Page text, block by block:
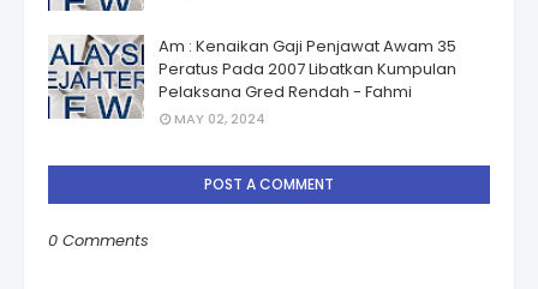
Am : Kenaikan Gaji Penjawat Awam 35
Peratus Pada 2007 Libatkan Kumpulan
Pelaksana Gred Rendah - Fahmi
MAY 02, 2024
POST A COMMENT
0 Comments